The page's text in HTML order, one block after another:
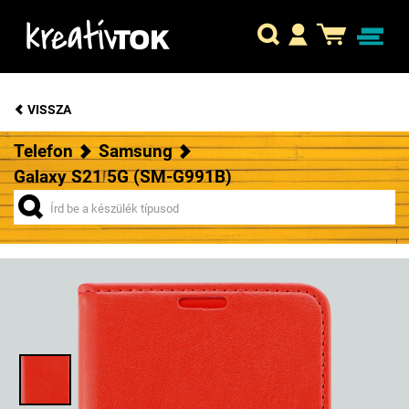
VISSZA
Telefon
Samsung
Galaxy S21 5G (SM-G991B)